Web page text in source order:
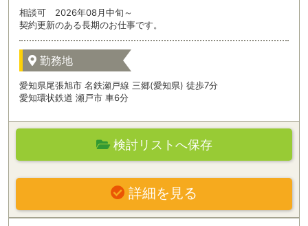
相談可 2026年08月中旬～
契約更新のある長期のお仕事です。
勤務地
愛知県尾張旭市 名鉄瀬戸線 三郷(愛知県) 徒歩7分
愛知環状鉄道 瀬戸市 車6分
検討リストへ保存
詳細を見る